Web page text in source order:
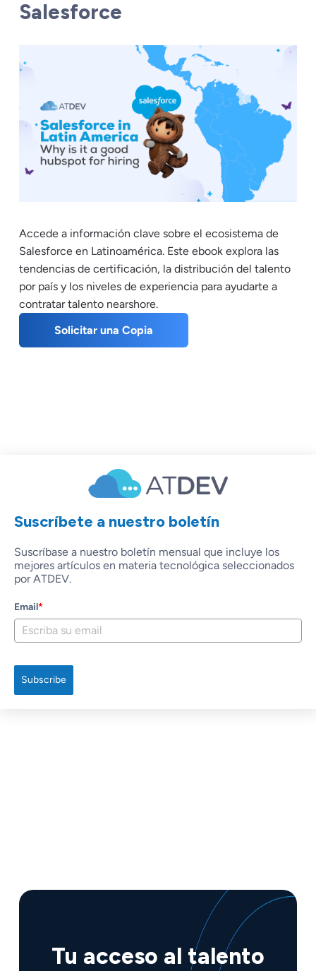
Salesforce
Accede a información clave sobre el ecosistema de
Salesforce en Latinoamérica. Este ebook explora las
tendencias de certificación, la distribución del talento
por país y los niveles de experiencia para ayudarte a
contratar talento nearshore.
Solicitar una Copia
Suscríbete a nuestro boletín
Suscríbase a nuestro boletín mensual que incluye los
mejores artículos en materia tecnológica seleccionados
por ATDEV.
Email*
Subscribe
Tu acceso al talento